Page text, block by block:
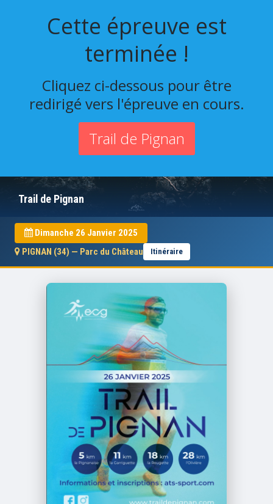
Cette épreuve est
terminée !
Cliquez ci-dessous pour être
redirigé vers l'épreuve en cours.
Trail de Pignan
Trail de Pignan
Dimanche 26 Janvier 2025
PIGNAN (34) — Parc du Château
Itinéraire